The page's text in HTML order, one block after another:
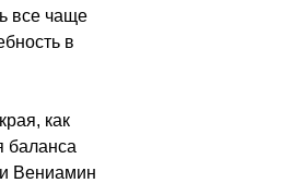
все чаще
в
как
баланса
Вениамин